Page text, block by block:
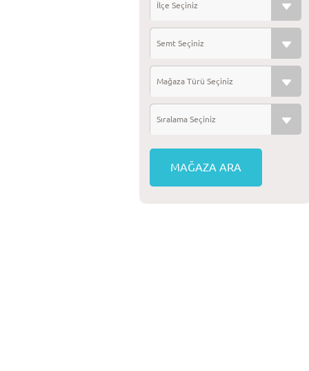
İlçe Seçiniz
Semt Seçiniz
Mağaza Türü Seçiniz
Sıralama Seçiniz